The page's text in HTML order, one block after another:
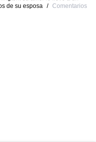
de su esposa / Comentarios